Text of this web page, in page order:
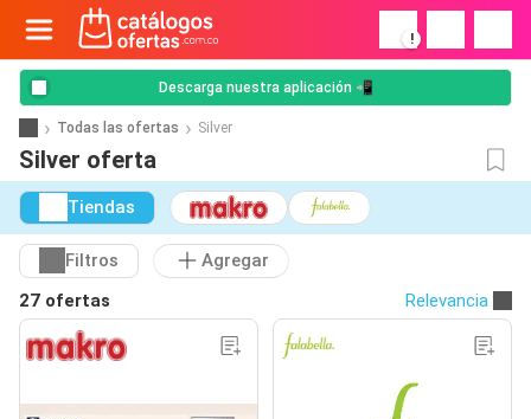
!
Descarga nuestra aplicación 📲
Todas las ofertas Silver
Silver oferta
Tiendas
Filtros
Agregar
27 ofertas
Relevancia